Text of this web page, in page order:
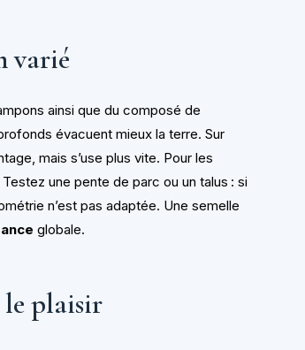
varié
ainsi que du composé de
évacuent mieux la terre. Sur
mais s’use plus vite. Pour les
une pente de parc ou un talus : si
n’est pas adaptée. Une semelle
globale.
plaisir